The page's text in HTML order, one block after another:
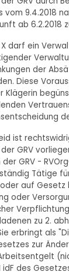
9.4.2018
ab 6.2.2018
X darf ein
der
Diese
Klägerin
ist
GRV
GRV -
Tätige
auf
oder
zu 2.
Sie erbringt
zur
VI idF des